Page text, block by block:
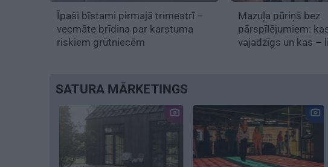
Īpaši bīstami pirmajā trimestrī –
vecmāte brīdina par karstuma
riskiem grūtniecēm
Mazuļa pūriņš bez
pārspīlējumiem:
vajadzīgs un kas –
SATURA MĀRKETINGS